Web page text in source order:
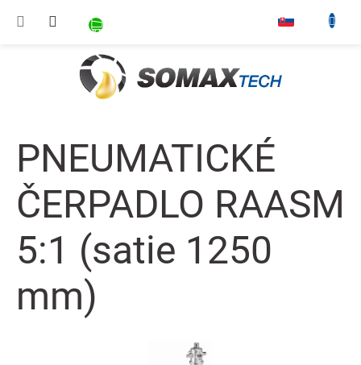
NÁKUPNÝ KOŠÍK
PNEUMATICKÉ
ČERPADLO RAASM
5:1 (satie 1250
mm)